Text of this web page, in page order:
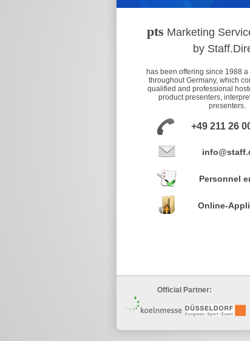
pts Marketing
by
has been offering since 1988
throughout Germany, which
qualified and professional
product presenters,
presenters.
+49 211 26
Personnel
Online-
Official Partner: